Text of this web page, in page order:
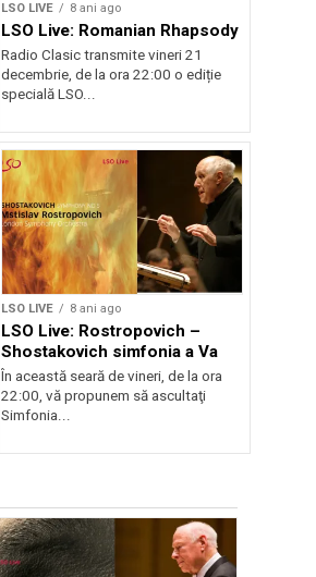
LSO LIVE 8 ani ago
LSO Live: Romanian Rhapsody
Radio Clasic transmite vineri 21
decembrie, de la ora 22:00 o ediție
specială LSO...
LSO LIVE 8 ani ago
LSO Live: Rostropovich –
Shostakovich simfonia a Va
În această seară de vineri, de la ora
22:00, vă propunem să ascultaţi
Simfonia...